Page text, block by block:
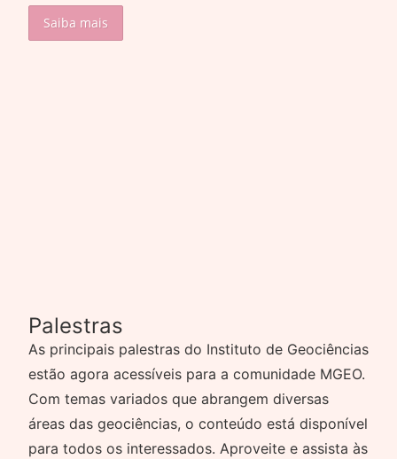
Saiba mais
Palestras
As principais palestras do Instituto de Geociências
estão agora acessíveis para a comunidade MGEO.
Com temas variados que abrangem diversas
áreas das geociências, o conteúdo está disponível
para todos os interessados. Aproveite e assista às